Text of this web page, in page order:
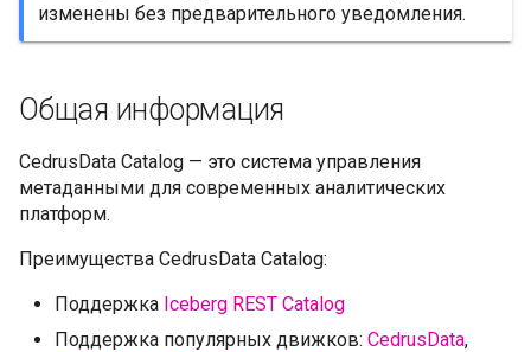
изменены без предварительного уведомления.
Общая информация
CedrusData Catalog — это система управления
метаданными для современных аналитических
платформ.
Преимущества CedrusData Catalog:
Поддержка Iceberg REST Catalog
Поддержка популярных движков: CedrusData,